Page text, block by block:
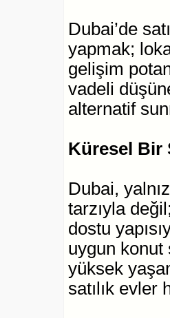
Dubai’de
yapmak;
gelişim
vadeli
alternatif
Küresel Bir
Dubai,
tarzıyla
dostu
uygun
yüksek
satılık evler